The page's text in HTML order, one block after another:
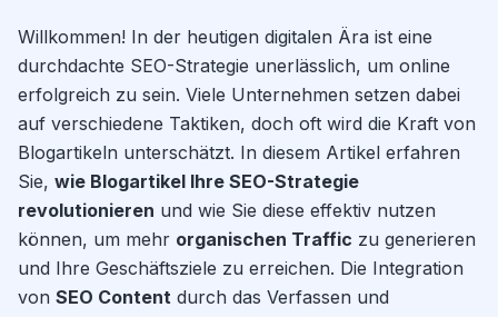
Willkommen! In der heutigen digitalen Ära ist eine
durchdachte SEO-Strategie unerlässlich, um online
erfolgreich zu sein. Viele Unternehmen setzen dabei
auf verschiedene Taktiken, doch oft wird die Kraft von
Blogartikeln unterschätzt. In diesem Artikel erfahren
Sie, wie Blogartikel Ihre SEO-Strategie
revolutionieren und wie Sie diese effektiv nutzen
können, um mehr organischen Traffic zu generieren
und Ihre Geschäftsziele zu erreichen. Die Integration
von SEO Content durch das Verfassen und